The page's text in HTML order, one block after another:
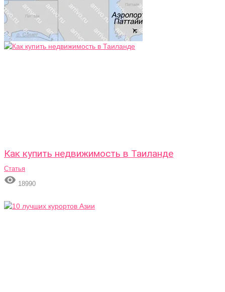
Как купить недвижимость в Таиланде
Статья
 18990